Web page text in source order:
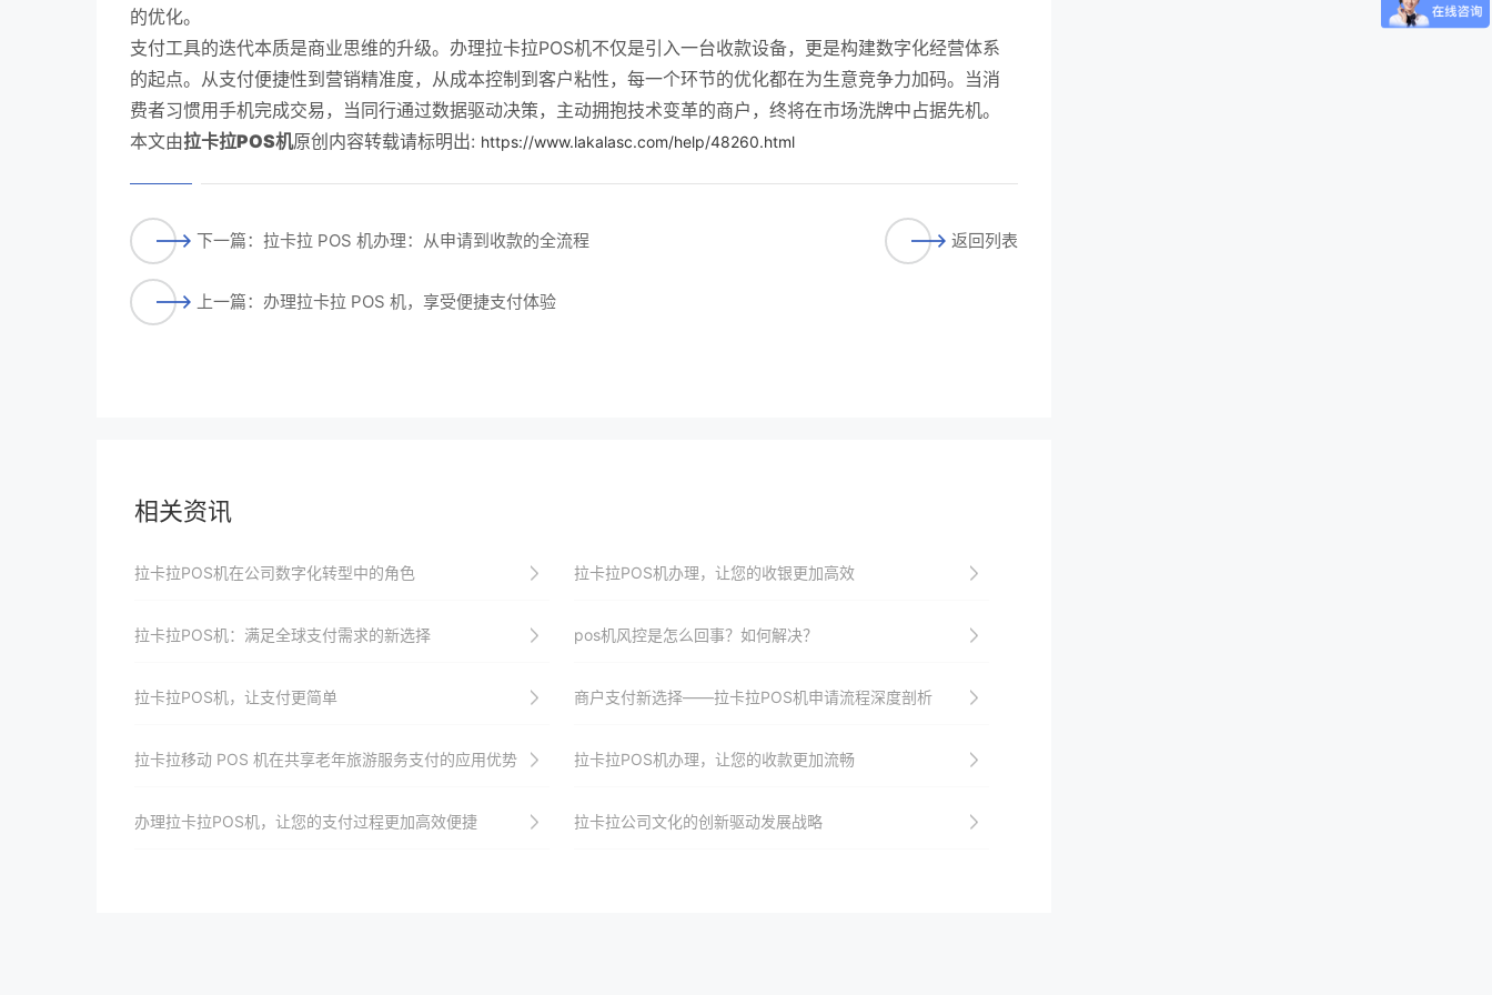
的优化。
支付工具的迭代本质是商业思维的升级。办理拉卡拉POS机不仅是引入一台收款设备，更是构建数字化经营体系
的起点。从支付便捷性到营销精准度，从成本控制到客户粘性，每一个环节的优化都在为生意竞争力加码。当消
费者习惯用手机完成交易，当同行通过数据驱动决策，主动拥抱技术变革的商户，终将在市场洗牌中占据先机。
本文由拉卡拉POS机原创内容转载请标明出: https://www.lakalasc.com/help/48260.html
下一篇：拉卡拉 POS 机办理：从申请到收款的全流程
上一篇：办理拉卡拉 POS 机，享受便捷支付体验
返回列表
相关资讯
拉卡拉POS机在公司数字化转型中的角色 拉卡拉POS机办理，让您的收银更加高效
拉卡拉POS机：满足全球支付需求的新选择 pos机风控是怎么回事？如何解决？
拉卡拉POS机，让支付更简单 商户支付新选择——拉卡拉POS机申请流程深度剖析
拉卡拉移动 POS 机在共享老年旅游服务支付的应用优势 拉卡拉POS机办理，让您的收款更加流畅
办理拉卡拉POS机，让您的支付过程更加高效便捷 拉卡拉公司文化的创新驱动发展战略